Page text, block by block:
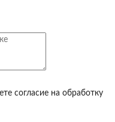
согласие на обработку